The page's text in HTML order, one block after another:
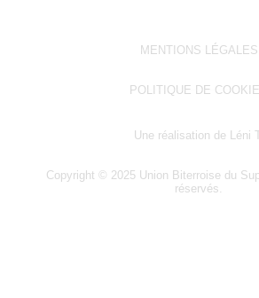
MENTIONS LÉGALES
POLITIQUE DE
Une réalisation de Léni
Copyright © 2025 Union Biterroise du
réservés.